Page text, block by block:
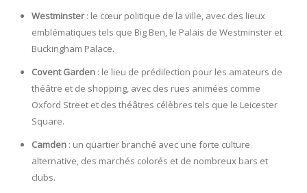
Westminster: le cœur politique de la ville, avec des lieux
emblématiques tels que Big Ben, le Palais de Westminster et
Buckingham Palace.
Covent Garden : le lieu de prédilection pour les amateurs de
théâtre et de shopping, avec des rues animées comme
Oxford Street et des théâtres célèbres tels que le Leicester
Square.
Camden : un quartier branché avec une forte culture
alternative, des marchés colorés et de nombreux bars et
clubs.